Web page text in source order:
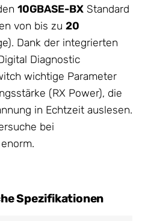
10GBASE-BX Standard
von bis zu 20
Dank der integrierten
Diagnostic
wichtige Parameter
(RX Power), die
in Echtzeit auslesen.
bei
Spezifikationen